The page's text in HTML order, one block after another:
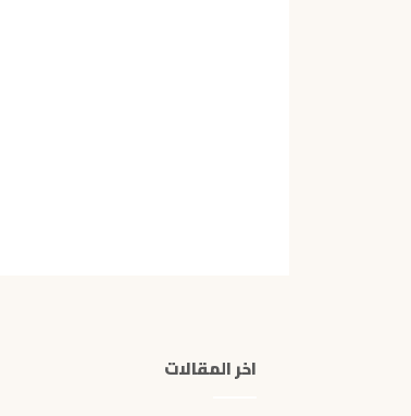
اخر المقالات